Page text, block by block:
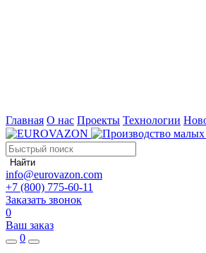
Главная О нас Проекты Технологии
Найти
info@eurovazon.com
+7 (800) 775-60-11
Заказать звонок
0
Ваш заказ
0